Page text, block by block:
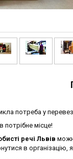
потреба у
місце!
речі Львів
в